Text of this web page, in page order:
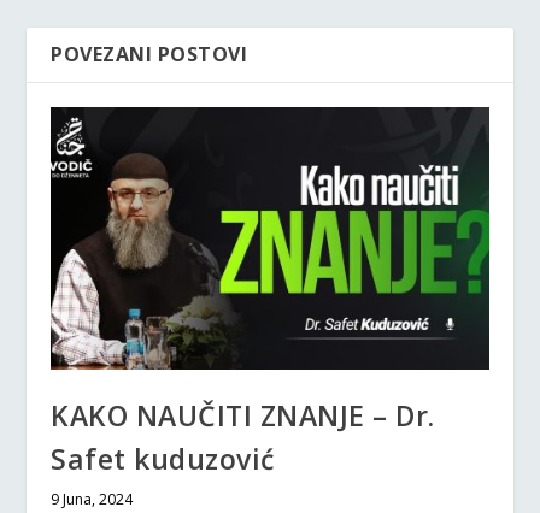
POVEZANI POSTOVI
KAKO NAUČITI ZNANJE – Dr.
Safet kuduzović
9 Juna, 2024